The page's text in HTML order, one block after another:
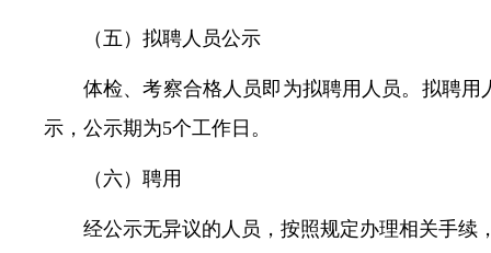
（五）拟聘人员公示
体检、考察合格人员即为拟聘用人员。拟聘
示，公示期为5个工作日。
（六）聘用
经公示无异议的人员，按照规定办理相关手续